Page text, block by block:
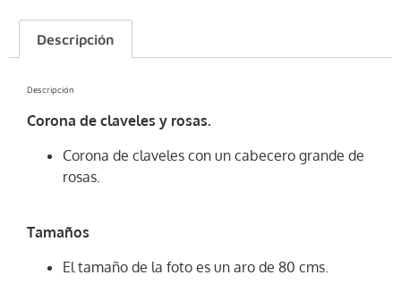
Descripción
Descripción
Corona de claveles y rosas.
Corona de claveles con un cabecero grande de
rosas.
Tamaños
El tamaño de la foto es un aro de 80 cms.